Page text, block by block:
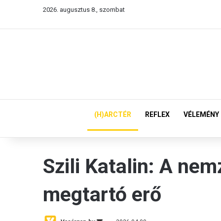
2026. augusztus 8., szombat
(H)ARCTÉR REFLEX VÉLEMÉNY
Szili Katalin: A
megtartó erő